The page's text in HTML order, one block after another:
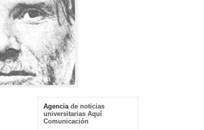
Agencia de noticias
universitarias Aquí
Comunicación